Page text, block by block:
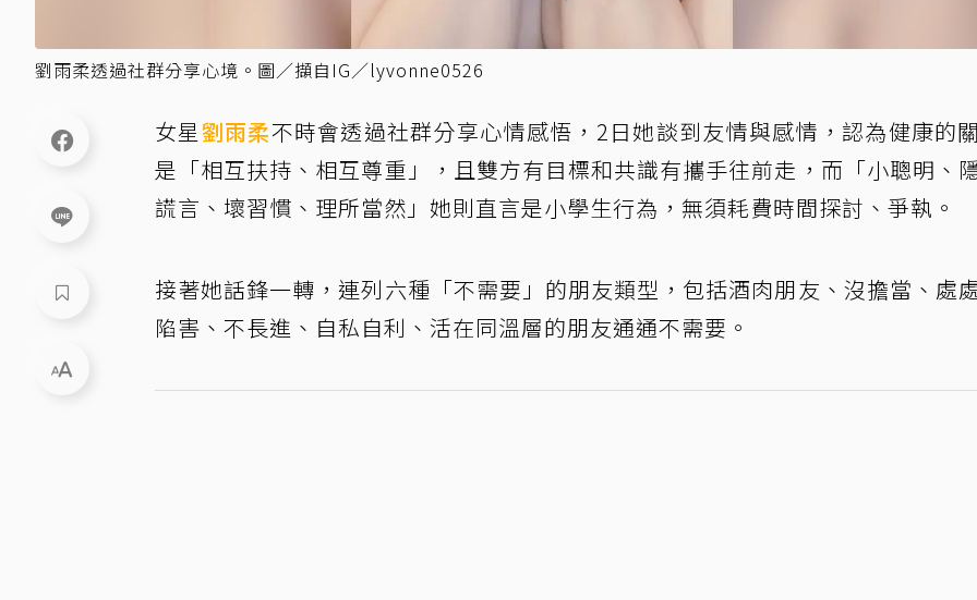
劉雨柔透過社群分享心境。圖／擷自IG／lyvonne0526
女星劉雨柔不時會透過社群分享心情感悟，2日她談到友情與感情，認為健康的
是「相互扶持、相互尊重」，且雙方有目標和共識有攜手往前走，而「小聰明、
謊言、壞習慣、理所當然」她則直言是小學生行為，無須耗費時間探討、爭執。
接著她話鋒一轉，連列六種「不需要」的朋友類型，包括酒肉朋友、沒擔當、處
陷害、不長進、自私自利、活在同溫層的朋友通通不需要。